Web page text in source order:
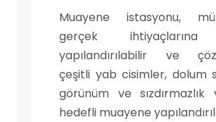
Muayene istasyonu,
gerçek
yapılandırılabilir ve
çeşitli yab cisimler, dolum
görünüm ve sızdırmazlık
hedefli muayene